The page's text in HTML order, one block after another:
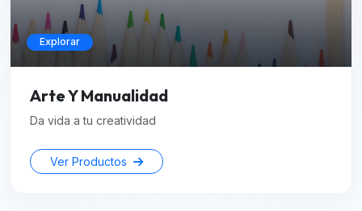
Explorar
Arte Y Manualidad
Da vida a tu creatividad
Ver Productos